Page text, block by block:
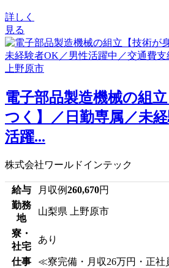
詳しく
見る
電子部品製造機械の組
つく】／日勤専属／未
活躍...
株式会社ワールドインテック
給与 月収例260,670円
勤務
地
山梨県 上野原市
寮・
社宅
あり
仕事
≪寮完備・月収26万円・正